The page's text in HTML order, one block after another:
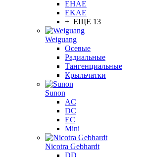
EHAE
EKAE
+ ЕЩЕ 13
Weiguang
Осевые
Радиальные
Тангенциальные
Крыльчатки
Sunon
AC
DC
EC
Mini
Nicotra Gebhardt
DD